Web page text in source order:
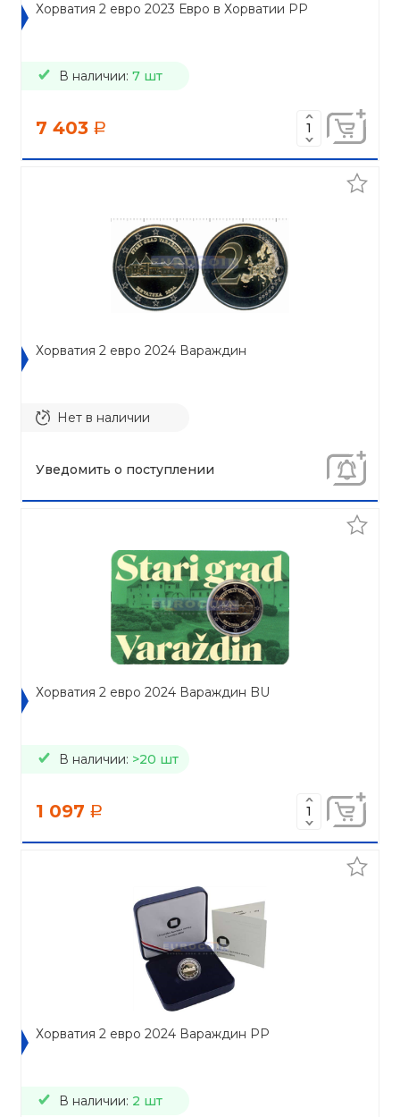
Хорватия 2 евро 2023 Евро в Хорватии PP
В наличии: 7 шт
7 403 a
Хорватия 2 евро 2024 Вараждин
Нет в наличии
Уведомить о поступлении
Хорватия 2 евро 2024 Вараждин BU
В наличии: >20 шт
1 097 a
Хорватия 2 евро 2024 Вараждин PP
В наличии: 2 шт